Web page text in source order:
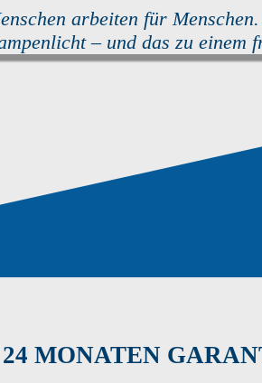
arbeiten für
– und das zu einem
MONATEN